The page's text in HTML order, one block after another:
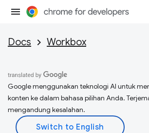
Docs Workbox
Google menggunakan teknologi AI untuk
konten ke dalam bahasa pilihan Anda.
mengandung kesalahan.